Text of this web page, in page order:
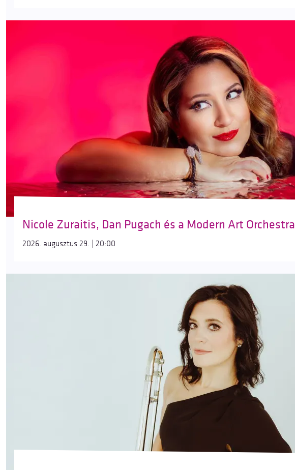
Nicole Zuraitis, Dan Pugach és a Modern Art Orchestra
2026. augusztus 29. | 20:00